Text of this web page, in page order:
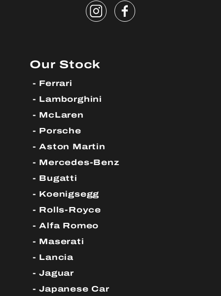
Our Stock
Ferrari
Lamborghini
McLaren
Porsche
Aston Martin
Mercedes-Benz
Bugatti
Koenigsegg
Rolls-Royce
Alfa Romeo
Maserati
Lancia
Jaguar
Japanese Car